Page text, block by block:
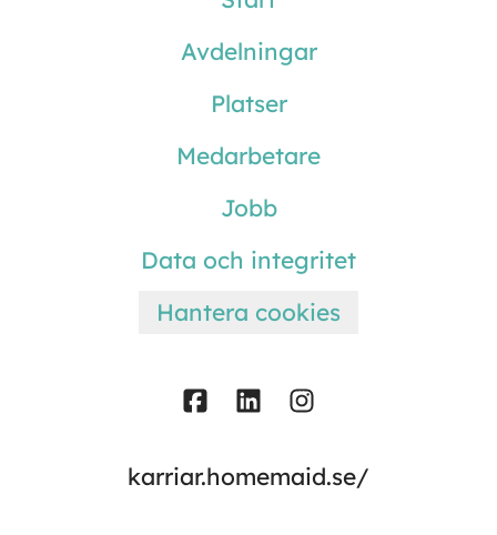
Avdelningar
Platser
Medarbetare
Jobb
Data och integritet
Hantera cookies
karriar.homemaid.se/